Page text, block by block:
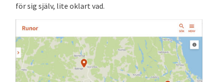
för sig själv, lite oklart vad.